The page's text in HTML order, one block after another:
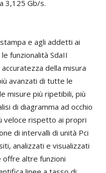
3,125 Gb/s.
e agli addetti ai
funzionalità SdaII
della misura
avanzati di tutte le
misure più ripetibili, più
di diagramma ad occhio
veloce rispetto ai propri
di intervalli di unità Pci
analizzati e visualizzati
offre altre funzioni